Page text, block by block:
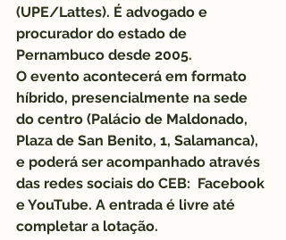
(UPE/Lattes). É advogado e
procurador do estado de
Pernambuco desde 2005.
O evento acontecerá em formato
híbrido, presencialmente na sede
do centro (Palácio de Maldonado,
Plaza de San Benito, 1, Salamanca),
e poderá ser acompanhado através
das redes sociais do CEB: Facebook
e YouTube. A entrada é livre até
completar a lotação.